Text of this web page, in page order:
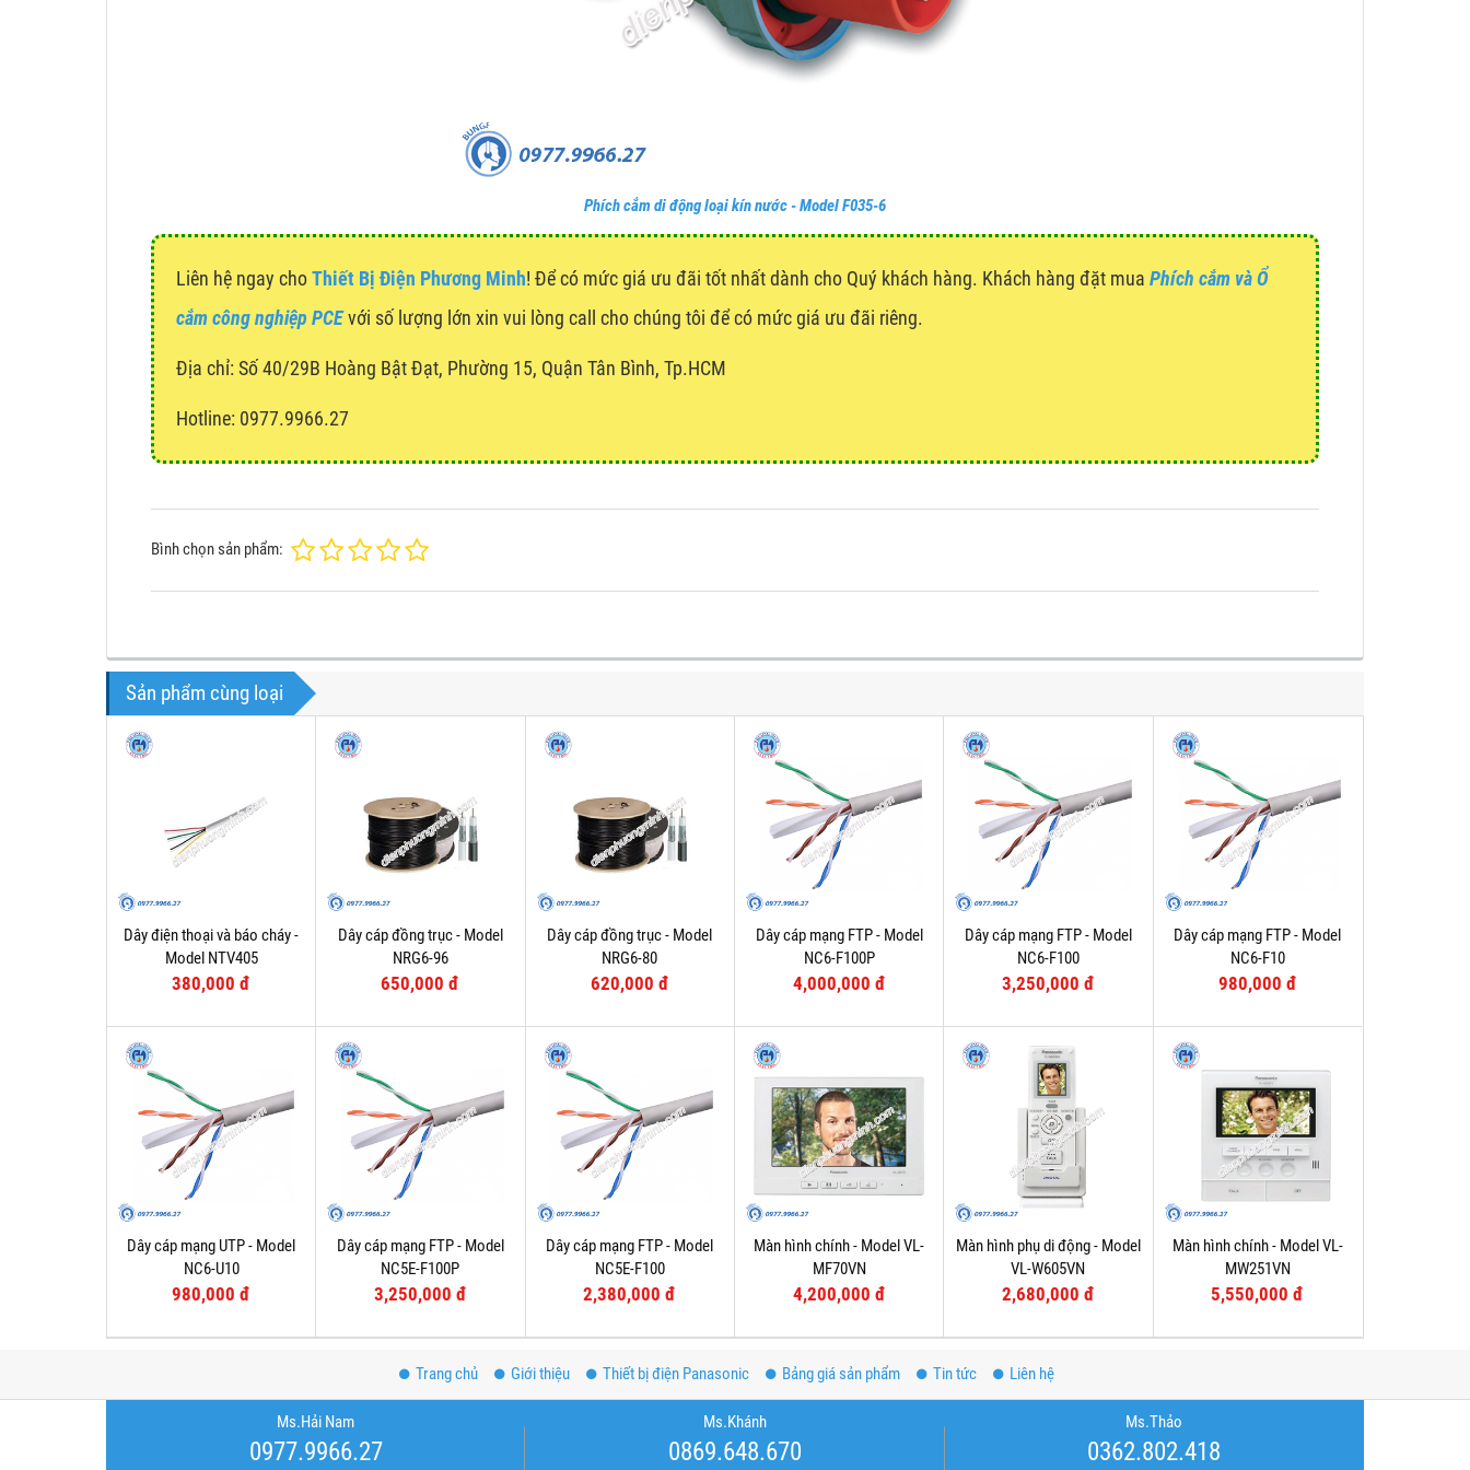
Phích cắm di động loại kín nước - Model F035-6
Liên hệ ngay choThiết Bị Điện Phương Minh! Để có mức giá ưu đãi tốt nhất dành cho Quý khách hàng. Khách hàng đặt mua Phích cắm và Ổ
cắm công nghiệp PCEvới số lượng lớn xin vui lòng call cho chúng tôi để có mức giá ưu đãi riêng.
Địa chỉ: Số 40/29B Hoàng Bật Đạt, Phường 15, Quận Tân Bình, Tp.HCM
Hotline: 0977.9966.27
Bình chọn sản phẩm:
Sản phẩm cùng loại
Dây điện thoại và báo cháy -
Model NTV405
380,000 đ
Dây cáp đồng trục - Model
NRG6-96
650,000 đ
Dây cáp đồng trục - Model
NRG6-80
620,000 đ
Dây cáp mạng FTP - Model
NC6-F100P
4,000,000 đ
Dây cáp mạng FTP - Model
NC6-F100
3,250,000 đ
Dây cáp mạng FTP - Model
NC6-F10
980,000 đ
Dây cáp mạng UTP - Model
NC6-U10
980,000 đ
Dây cáp mạng FTP - Model
NC5E-F100P
3,250,000 đ
Dây cáp mạng FTP - Model
NC5E-F100
2,380,000 đ
Màn hình chính - Model VL-
MF70VN
4,200,000 đ
Màn hình phụ di động - Model
VL-W605VN
2,680,000 đ
Màn hình chính - Model VL-
MW251VN
5,550,000 đ
Trang chủ Giới thiệu Thiết bị điện Panasonic Bảng giá sản phẩm Tin tức Liên hệ
Ms.Hải Nam
0977.9966.27
Ms.Khánh
0869.648.670
Ms.Thảo
0362.802.418